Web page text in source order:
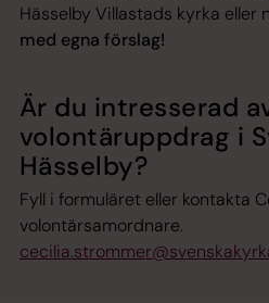
Hässelby Villastads kyrka eller
med egna förslag!
Är du intresserad
volontäruppdrag i
Hässelby?
Fyll i formuläret eller kontakta
volontärsamordnare.